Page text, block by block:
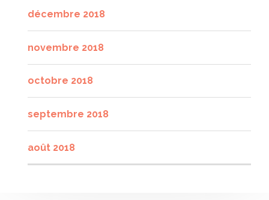
décembre 2018
novembre 2018
octobre 2018
septembre 2018
août 2018